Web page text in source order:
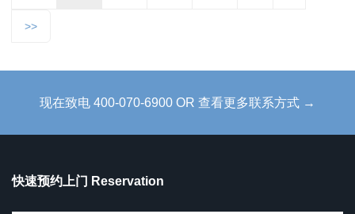
>>
现在致电 400-070-6900 OR 查看更多联系方式 →
快速预约上门 Reservation